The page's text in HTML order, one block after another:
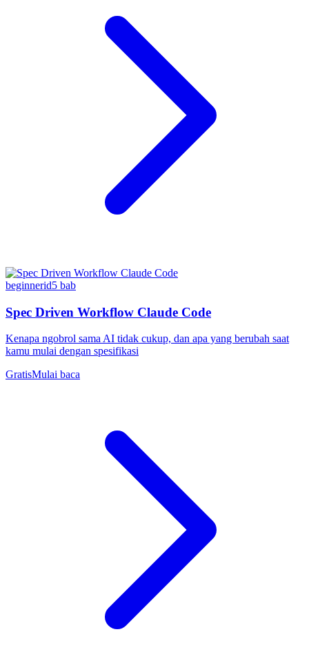
beginnerid5 bab
Spec Driven Workflow Claude Code
Kenapa ngobrol sama AI tidak cukup, dan apa yang berubah saat
kamu mulai dengan spesifikasi
GratisMulai baca